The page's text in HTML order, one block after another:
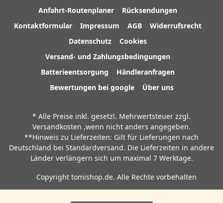
Anfahrt-Routenplaner
Rücksendungen
Kontaktformular
Impressum AGB
Widerrufsrecht
Datenschutz
Cookies
Versand- und Zahlungsbedingungen
Batterieentsorgung
Händleranfragen
Bewertungen bei google
Über uns
* Alle Preise inkl. gesetzl. Mehrwertsteuer zzgl.
Versandkosten ,wenn nicht anders angegeben.
**Hinweis zu Lieferzeiten: Gilt für Lieferungen nach
Deutschland bei Standardversand. Die Lieferzeiten in andere
Länder verlängern sich um maximal 7 Werktage.
Copyright tomishop.de. Alle Rechte vorbehalten